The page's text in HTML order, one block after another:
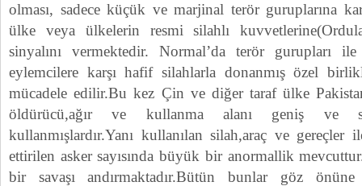
olması, sadece küçük ve marjinal terör guruplarına
ülke veya ülkelerin resmi silahlı
sinyalını vermektedir. Normal’da terör gurupları
eylemcilere karşı hafif silahlarla donanmış özel
mücadele edilir.Bu kez Çin ve diğer taraf ülke
öldürücü,ağır ve kullanma alanı geniş ve
kullanmışlardır.Yanı kullanılan silah,araç ve gereçler
ettirilen asker sayısında büyük bir anormallik
bir savaşı andırmaktadır.Bütün bunlar göz önüne